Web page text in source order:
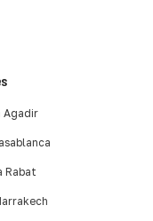
Agadir
Rabat